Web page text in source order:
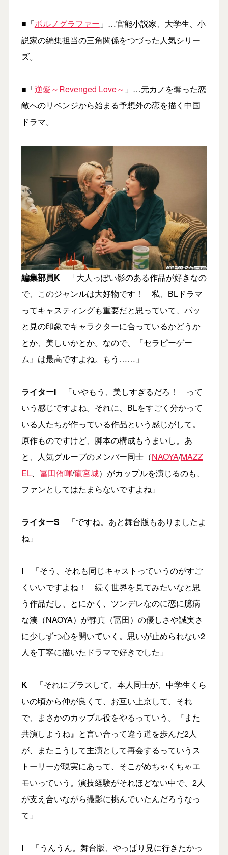
■「ポルノグラファー 」…官能小説家、大学生、小
説家の編集担当の三角関係をつづった人気シリー
ズ。
■「逆愛～Revenged Love～ 」…元カノを奪った恋
敵へのリベンジから始まる予想外の恋を描く中国
ドラマ。
編集部員K「大人っぽい影のある作品が好きなの
で、このジャンルは大好物です！ 私、BLドラマ
ってキャスティングも重要だと思っていて、パッ
と見の印象でキャラクターに合っているかどうか
とか、美しいかとか。なので、『セラピーゲー
ム』は最高ですよね。もう……」
ライターI「いやもう、美しすぎるだろ！ って
いう感じですよね。それに、BLをすごく分かって
いる人たちが作っている作品という感じがして。
原作ものですけど、脚本の構成もうまいし。あ
と、人気グループのメンバー同士（NAOYA/MAZZ
EL、 冨田侑暉/龍宮城）がカップルを演じるのも、
ファンとしてはたまらないですよね」
ライターS 「ですね。あと舞台版もありましたよ
ね」
I「そう、それも同じキャストっていうのがすご
くいいですよね！ 続く世界を見てみたいなと思
う作品だし、とにかく、ツンデレなのに恋に臆病
な湊（NAOYA）が静真（冨田）の優しさや誠実さ
に少しずつ心を開いていく。思いが止められない2
人を丁寧に描いたドラマで好きでした」
K「それにプラスして、本人同士が、中学生くら
いの頃から仲が良くて、お互い上京して、それ
で、まさかのカップル役をやるっていう。『また
共演しようね』と言い合って違う道を歩んだ2人
が、またこうして主演として再会するっていうス
トーリーが現実にあって、そこがめちゃくちゃエ
モいっていう。演技経験がそれほどない中で、2人
が支え合いながら撮影に挑んでいたんだろうなっ
て」
I「うんうん。舞台版、やっぱり見に行きたかっ